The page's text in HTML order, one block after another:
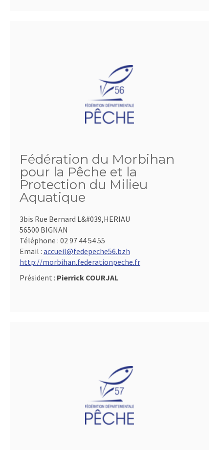
Fédération du Morbihan
pour la Pêche et la
Protection du Milieu
Aquatique
3bis Rue Bernard L&#039,HERIAU
56500 BIGNAN
Téléphone : 02 97 44 54 55
Email : accueil@fedepeche56.bzh
http://morbihan.federationpeche.fr
Président : Pierrick COURJAL